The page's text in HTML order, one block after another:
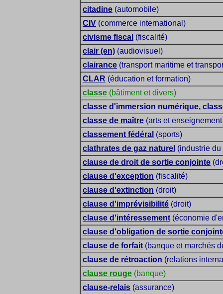
citadine (automobile)
CIV (commerce international)
civisme fiscal (fiscalité)
clair (en) (audiovisuel)
clairance (transport maritime et
CLAR (éducation et formation)
classe (bâtiment et divers)
classe d'immersion numérique,
classe de maître (arts et
classement fédéral (sports)
clathrates de gaz naturel (industrie
clause de droit de sortie conjointe
clause d'exception (fiscalité)
clause d'extinction (droit)
clause d'imprévisibilité (droit)
clause d'intéressement (économie
clause d'obligation de sortie
clause de forfait (banque et marchés
clause de rétroaction (relations
clause rouge (banque)
clause-relais (assurance)